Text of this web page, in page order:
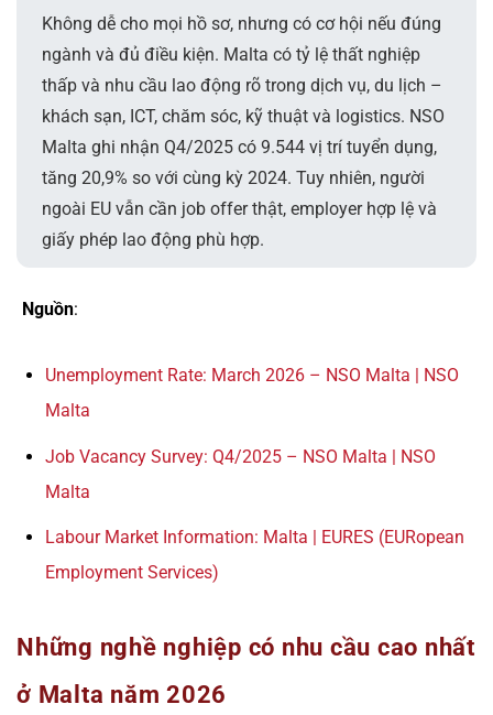
Không dễ cho mọi hồ sơ, nhưng có cơ hội nếu đúng
ngành và đủ điều kiện. Malta có tỷ lệ thất nghiệp
thấp và nhu cầu lao động rõ trong dịch vụ, du lịch –
khách sạn, ICT, chăm sóc, kỹ thuật và logistics. NSO
Malta ghi nhận Q4/2025 có 9.544 vị trí tuyển dụng,
tăng 20,9% so với cùng kỳ 2024. Tuy nhiên, người
ngoài EU vẫn cần job offer thật, employer hợp lệ và
giấy phép lao động phù hợp.
Nguồn:
Unemployment Rate: March 2026 – NSO Malta | NSO
Malta
Job Vacancy Survey: Q4/2025 – NSO Malta | NSO
Malta
Labour Market Information: Malta | EURES (EURopean
Employment Services)
Những nghề nghiệp có nhu cầu cao nhất
ở Malta năm 2026